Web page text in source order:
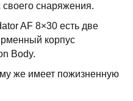
снаряжения.
AF 8×30 есть две
корпус
Body.
же имеет пожизненную